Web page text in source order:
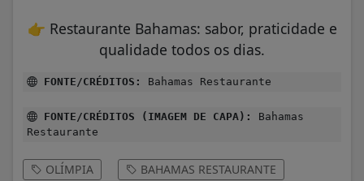
👉 Restaurante Bahamas: sabor, praticidade e
qualidade todos os dias.
FONTE/CRÉDITOS: Bahamas Restaurante
FONTE/CRÉDITOS (IMAGEM DE CAPA):
Bahamas
Restaurante
OLÍMPIA BAHAMAS RESTAURANTE